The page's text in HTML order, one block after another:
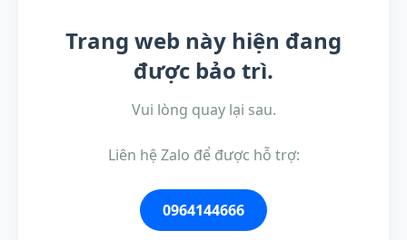
Trang web này hiện đang
được bảo trì.
Vui lòng quay lại sau.
Liên hệ Zalo để được hỗ trợ:
0964144666